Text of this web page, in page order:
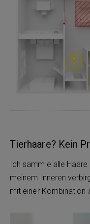
Tierhaare? Kein
Ich sammle alle
meinem Inneren
mit einer Kombination